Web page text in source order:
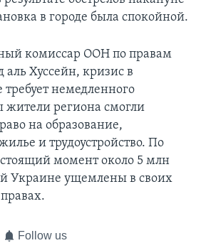
в городе была спокойной.
комиссар ООН по правам
аль Хуссейн, кризис в
немедленного
жители региона смогли
на образование,
и трудоустройство. По
момент около 5 млн
Украине ущемлены в своих
Follow us